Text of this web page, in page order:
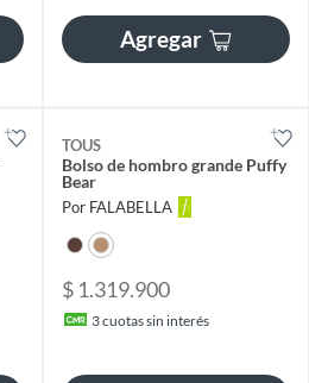
Agregar
TOUS
Bolso de hombro grande Puffy
Bear
Por FALABELLA
$ 1.319.900
3cuotas sin interés